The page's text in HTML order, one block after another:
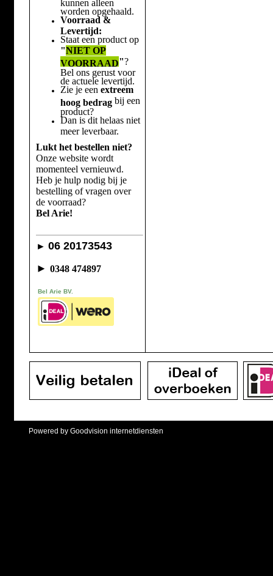
kunnen alleen
worden opgehaald.
Voorraad &
Levertijd:
Staat een product op
"NIET OP
VOORRAAD"?
Bel ons gerust voor
de actuele levertijd.
Zie je een extreem
hoog bedragbij een
product?
Dan is dit helaas niet
meer leverbaar.
Lukt het bestellen niet?
Onze website wordt
momenteel vernieuwd.
Heb je hulp nodig bij je
bestelling of vragen over
de voorraad?
Bel Arie!
► 06 20173543
► 0348 474897
Bel Arie BV.
Powered by Goodvision internetdiensten